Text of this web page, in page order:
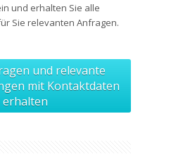
und erhalten Sie alle
Sie relevanten Anfragen.
und relevante
mit Kontaktdaten
erhalten